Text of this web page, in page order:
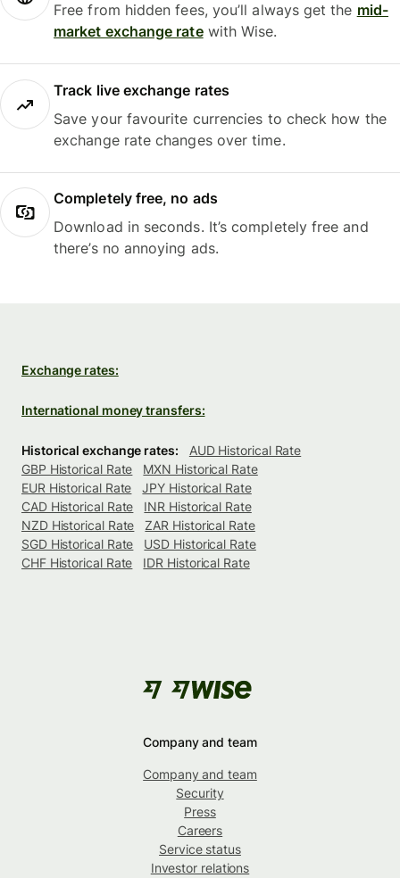
Free from hidden fees, you’ll always get the mid-
market exchange ratewith Wise.
Track live exchange rates
Save your favourite currencies to check how the
exchange rate changes over time.
Completely free, no ads
Download in seconds. It’s completely free and
there’s no annoying ads.
Exchange rates:
International money transfers:
Historical exchange rates:
AUD Historical Rate
GBP Historical Rate
MXN Historical Rate
EUR Historical Rate
JPY Historical Rate
CAD Historical Rate
INR Historical Rate
NZD Historical Rate
ZAR Historical Rate
SGD Historical Rate
USD Historical Rate
CHF Historical Rate
IDR Historical Rate
Company and team
Company and team
Security
Press
Careers
Service status
Investor relations